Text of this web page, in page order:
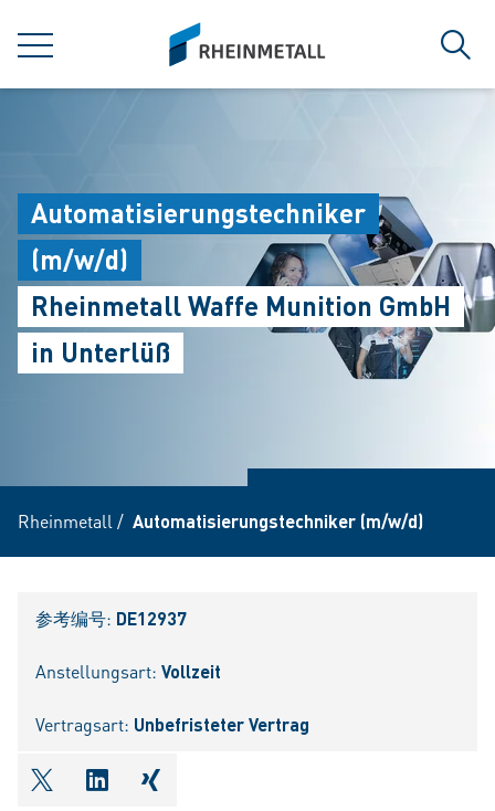
菜单
siteLogo
搜索
Automatisierungstechniker
(m/w/d)
Rheinmetall Waffe Munition GmbH
in Unterlüß
Rheinmetall / Automatisierungstechniker (m/w/d)
参考编号: DE12937
Anstellungsart: Vollzeit
Vertragsart: Unbefristeter Vertrag
shareOntwitter
shareOnlinkedIn
shareOnxing